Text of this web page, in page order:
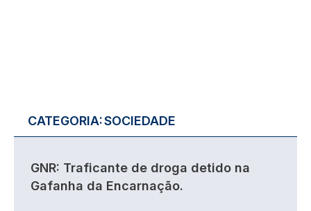
CATEGORIA:SOCIEDADE
GNR: Traficante de droga detido na
Gafanha da Encarnação.